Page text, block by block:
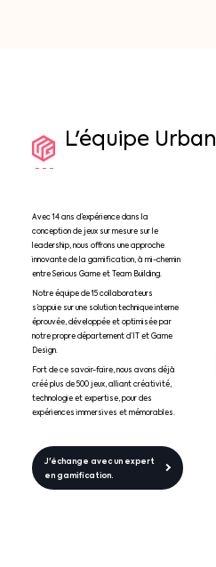
L'équipe Urban
Avec 14 ans d’expérience dans la
conception de jeux sur mesure sur le
leadership, nous offrons une approche
innovante de la gamification, à mi-chemin
entre Serious Game et Team Building.
Notre équipe de 15 collaborateurs
s’appuie sur une solution technique interne
éprouvée, développée et optimisée par
notre propre département d’IT et Game
Design.
Fort de ce savoir-faire, nous avons déjà
créé plus de 500 jeux, alliant créativité,
technologie et expertise, pour des
expériences immersives et mémorables.
J'échange avec un expert
en gamification.